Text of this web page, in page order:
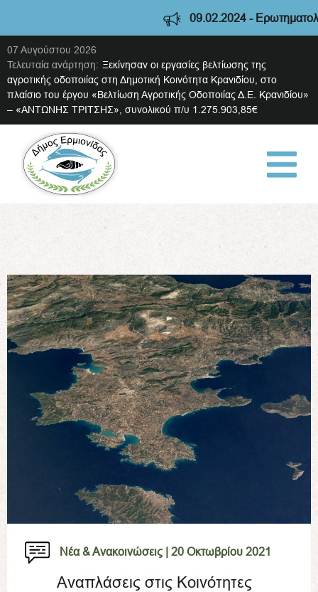
09.02.2024 - Ερωτηματολόγιο
07 Αυγούστου 2026
Τελευταία ανάρτηση: Ξεκίνησαν οι εργασίες βελτίωσης της
αγροτικής οδοποιίας στη Δημοτική Κοινότητα Κρανιδίου, στο
πλαίσιο του έργου «Βελτίωση Αγροτικής Οδοποιίας Δ.Ε. Κρανιδίου»
– «ΑΝΤΩΝΗΣ ΤΡΙΤΣΗΣ», συνολικού π/υ 1.275.903,85€
Νέα & Ανακοινώσεις | 20 Οκτωβρίου 2021
Αναπλάσεις στις Κοινότητες